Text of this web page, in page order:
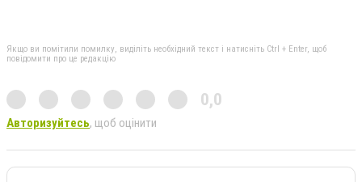
Якщо ви помітили помилку, виділіть необхідний текст і натисніть Ctrl + Enter, щоб
повідомити про це редакцію
0,0
Авторизуйтесь, щоб оцінити